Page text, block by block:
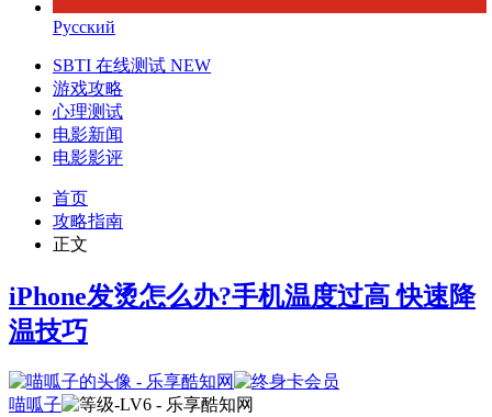
Русский
SBTI 在线测试 NEW
游戏攻略
心理测试
电影新闻
电影影评
首页
攻略指南
正文
iPhone发烫怎么办?手机温度过高 快速降
温技巧
喵呱子